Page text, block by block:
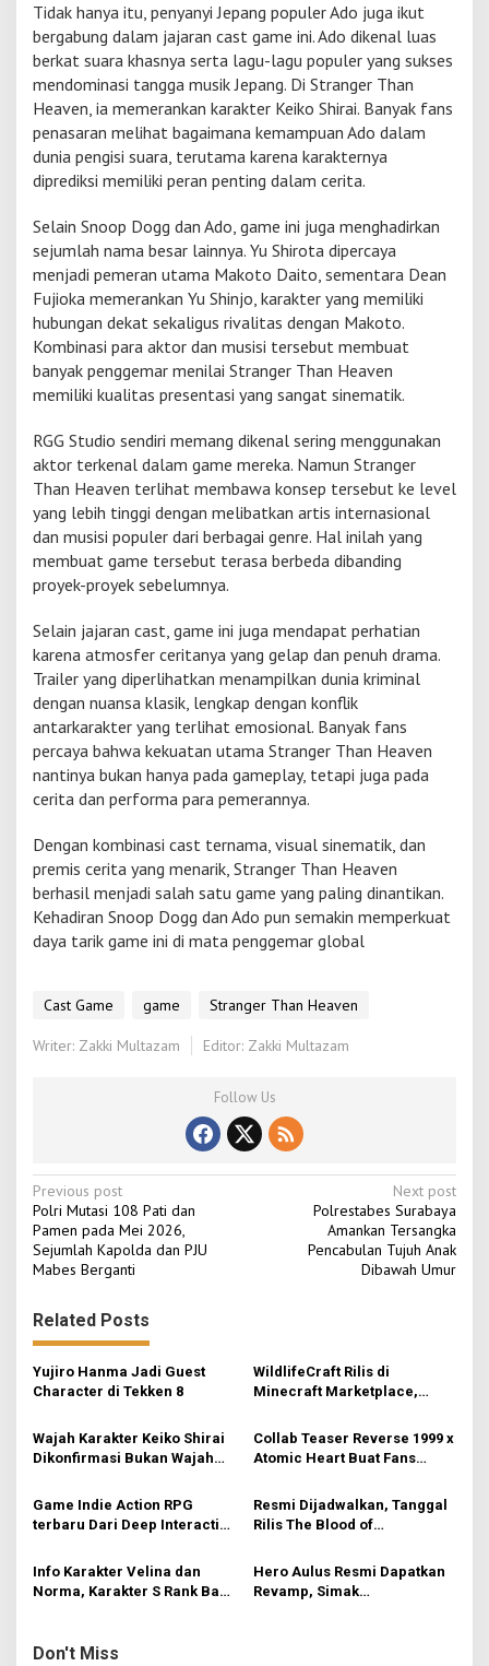
p
D
o
g
g
S
a
l
a
a
t
u
n
a
Tidak hanya itu, penyanyi Jepang populerAdo juga ikut
bergabung dalam jajaran cast game ini. Ado dikenal luas
berkat suara khasnya serta lagu-lagu populer yang sukses
mendominasi tangga musik Jepang. Di Stranger Than
Heaven, ia memerankan karakter Keiko Shirai. Banyak fans
penasaran melihat bagaimana kemampuan Ado dalam
dunia pengisi suara, terutama karena karakternya
diprediksi memiliki peran penting dalam cerita.
Selain Snoop Dogg dan Ado, game ini juga menghadirkan
sejumlah nama besar lainnya. Yu Shirota dipercaya
menjadi pemeran utama Makoto Daito, sementara Dean
Fujioka memerankan Yu Shinjo, karakter yang memiliki
hubungan dekat sekaligus rivalitas dengan Makoto.
Kombinasi para aktor dan musisi tersebut membuat
banyak penggemar menilai Stranger Than Heaven
memiliki kualitas presentasi yang sangat sinematik.
RGG Studio sendiri memang dikenal sering menggunakan
aktor terkenal dalam game mereka. Namun Stranger
Than Heaven terlihat membawa konsep tersebut ke level
yang lebih tinggi dengan melibatkan artis internasional
dan musisi populer dari berbagai genre. Hal inilah yang
membuat game tersebut terasa berbeda dibanding
proyek-proyek sebelumnya.
Selain jajaran cast, game ini juga mendapat perhatian
karena atmosfer ceritanya yang gelap dan penuh drama.
Trailer yang diperlihatkan menampilkan dunia kriminal
dengan nuansa klasik, lengkap dengan konflik
antarkarakter yang terlihat emosional. Banyak fans
percaya bahwa kekuatan utama Stranger Than Heaven
nantinya bukan hanya pada gameplay, tetapi juga pada
cerita dan performa para pemerannya.
Dengan kombinasi cast ternama, visual sinematik, dan
premis cerita yang menarik, Stranger Than Heaven
berhasil menjadi salah satu game yang paling dinantikan.
Kehadiran Snoop Dogg dan Ado pun semakin memperkuat
daya tarik game ini di mata penggemar global
Cast Game game Stranger Than Heaven
Writer: Zakki Multazam Editor: Zakki Multazam
Follow Us
P
o
s
n
a
v
g
a
t
i
o
n
Previous post
Polri Mutasi 108 Pati dan
Pamen pada Mei 2026,
Sejumlah Kapolda dan PJU
Mabes Berganti
Next post
Polrestabes Surabaya
Amankan Tersangka
Pencabulan Tujuh Anak
Dibawah Umur
Related Posts
Yujiro Hanma Jadi Guest
Character di Tekken 8
WildlifeCraft Rilis di
Minecraft Marketplace,
Spesies Hewan Baru
Wajah Karakter Keiko Shirai
Dikonfirmasi Bukan Wajah
Collab Teaser Reverse 1999 x
Atomic Heart Buat Fans
Game Indie Action RPG
terbaru Dari Deep Interactive
Resmi Dijadwalkan, Tanggal
Rilis The Blood of
Info Karakter Velina dan
Norma, Karakter S Rank Baru
Hero Aulus Resmi Dapatkan
Revamp, Simak
Don't Miss